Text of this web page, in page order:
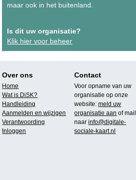
maar ook in het buitenland.
Is dit uw organisatie?
Klik hier voor beheer
Over ons
Home
Wat is DiSK?
Handleiding
Aanmelden en wijzigen
Verantwoording
Inloggen
Contact
Voor opname van uw
organisatie op onze
website:meld uw
organisatie aan of mail
naarinfo@digitale-
sociale-kaart.nl